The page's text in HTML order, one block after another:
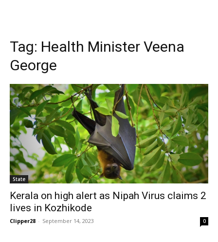
Tag: Health Minister Veena
George
State
Kerala on high alert as Nipah Virus claims 2
lives in Kozhikode
Clipper28 - September 14, 2023 0